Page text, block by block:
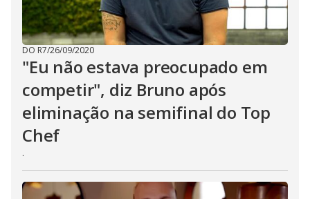
DO R7/26/09/2020
"Eu não estava preocupado em
competir", diz Bruno após
eliminação na semifinal do Top
Chef
.